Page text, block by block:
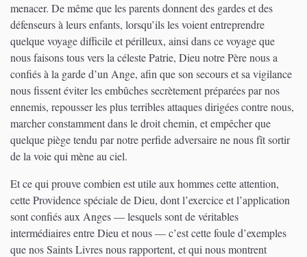
menacer. De même que les parents donnent des gardes et des
défenseurs à leurs enfants, lorsqu’ils les voient entreprendre
quelque voyage difficile et périlleux, ainsi dans ce voyage que
nous faisons tous vers la céleste Patrie, Dieu notre Père nous a
confiés à la garde d’un Ange, afin que son secours et sa vigilance
nous fissent éviter les embûches secrètement préparées par nos
ennemis, repousser les plus terribles attaques dirigées contre nous,
marcher constamment dans le droit chemin, et empêcher que
quelque piège tendu par notre perfide adversaire ne nous fît sortir
de la voie qui mène au ciel.
Et ce qui prouve combien est utile aux hommes cette attention,
cette Providence spéciale de Dieu, dont l’exercice et l’application
sont confiés aux Anges — lesquels sont de véritables
intermédiaires entre Dieu et nous — c’est cette foule d’exemples
que nos Saints Livres nous rapportent, et qui nous montrent